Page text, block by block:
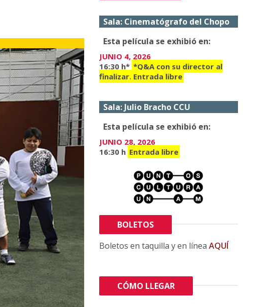
Sala: Cinematógrafo del Chopo
Esta película se exhibió en:
JUNIO 4, 2026
16:30 h* *Q&A con su director al
finalizar. Entrada libre
Sala: Julio Bracho CCU
Esta película se exhibió en:
JUNIO 28, 2026
16:30 h Entrada libre
BOLETOS
Boletos en taquilla y en línea AQUÍ
CÓMO LLEGAR